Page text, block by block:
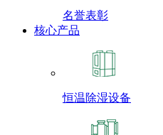
名誉表彰
核心产品
恒温除湿设备